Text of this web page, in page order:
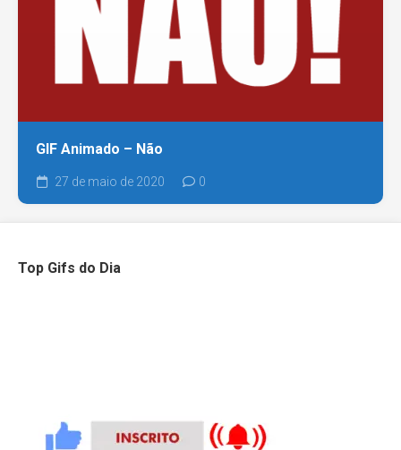
GIF Animado – Não
27 de maio de 2020 0
Top Gifs do Dia